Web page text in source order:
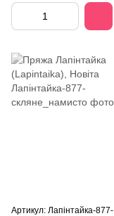
Артикул: Лапінтайка-877-